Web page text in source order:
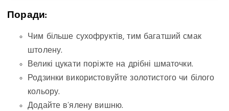
Поради:
Чим більше сухофруктів, тим багатший смак
штолену.
Великі цукати поріжте на дрібні шматочки.
Родзинки використовуйте золотистого чи білого
кольору.
Додайте в’ялену вишню.